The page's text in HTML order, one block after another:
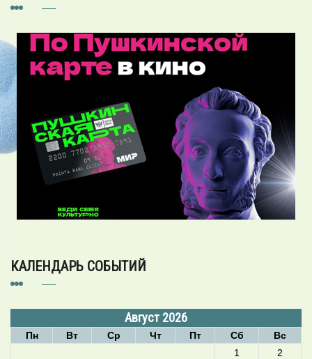
КАЛЕНДАРЬ СОБЫТИЙ
Август 2026
Пн Вт Ср Чт Пт Сб
Вс
1
2